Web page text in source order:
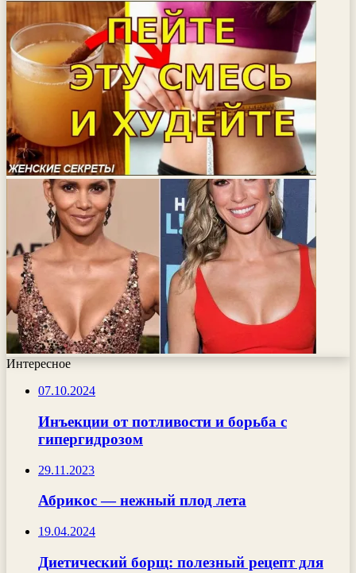
Интересное
07.10.2024
Инъекции от потливости и борьба с
гипергидрозом
29.11.2023
Абрикос — нежный плод лета
19.04.2024
Диетический борщ: полезный рецепт для